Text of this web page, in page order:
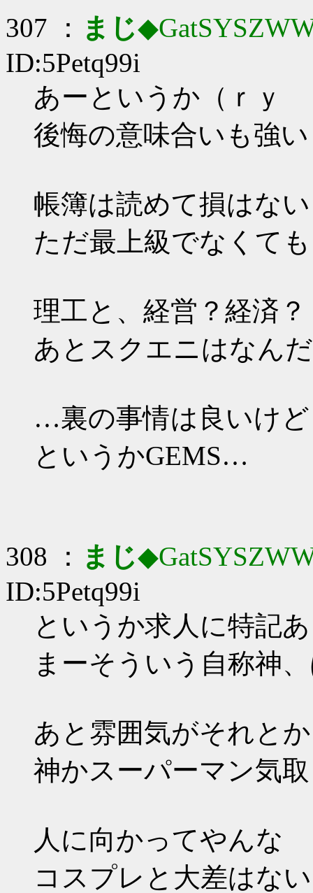
307 ： まじ
ID:5Petq99i
あーというか（ｒｙ
後悔の意味合いも強
帳簿は読めて損はな
ただ最上級でなくて
理工と、経営？経済？
あとスクエニはなん
…裏の事情は良いけど
というかGEMS…
308 ： まじ
ID:5Petq99i
というか求人に特記
まーそういう自称神
あと雰囲気がそれとか
神かスーパーマン気
人に向かってやんな
コスプレと大差はない